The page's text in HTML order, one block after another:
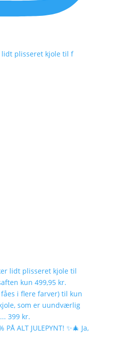
lidt plisseret kjole til f
PÅ ALT JULEPYNT! ✨🎄 Ja,